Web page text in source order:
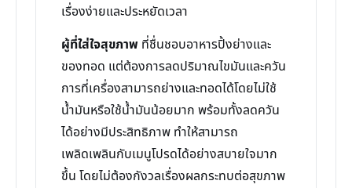
เรื่องง่ายและประหยัดเวลา
ผู้ที่ใส่ใจสุขภาพ ที่ชื่นชอบอาหารปิ้งย่างและ
ของทอด แต่ต้องการลดปริมาณไขมันและควัน
การที่เครื่องสามารถย่างและทอดได้โดยไม่ใช้
น้ำมันหรือใช้น้ำมันน้อยมาก พร้อมทั้งลดควัน
ได้อย่างมีประสิทธิภาพ ทำให้สามารถ
เพลิดเพลินกับเมนูโปรดได้อย่างสบายใจมาก
ขึ้น โดยไม่ต้องกังวลเรื่องผลกระทบต่อสุขภาพ